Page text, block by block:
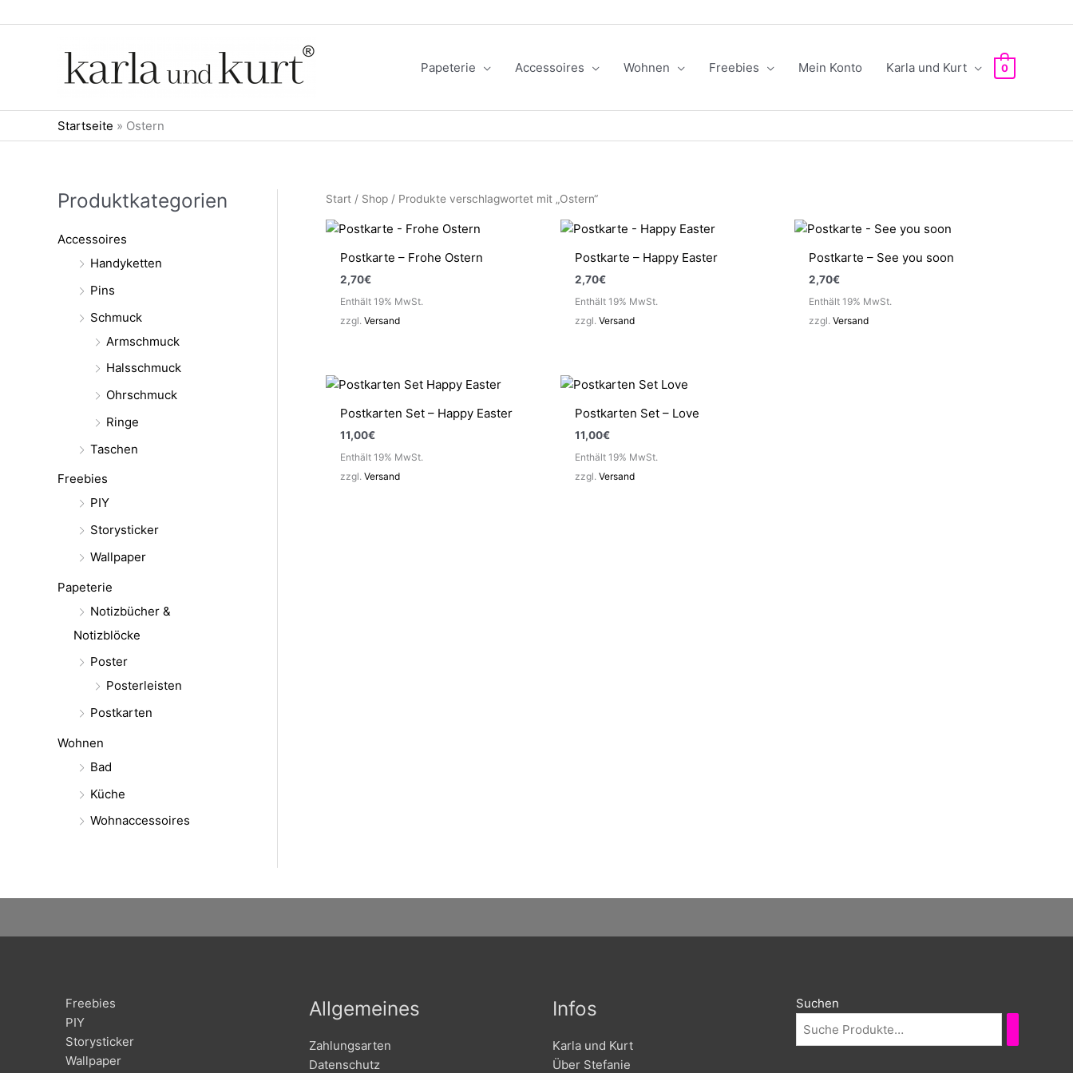
Inhalt
Papeterie
Accessoires Wohnen Freebies Mein Konto Karla und Kurt 0
Startseite » Ostern
Produktkategorien
Accessoires
Handyketten
Pins
Schmuck
Armschmuck
Halsschmuck
Ohrschmuck
Ringe
Taschen
Freebies
PIY
Storysticker
Wallpaper
Papeterie
Notizbücher &
Notizblöcke
Poster
Posterleisten
Postkarten
Wohnen
Bad
Küche
Wohnaccessoires
Start / Shop / Produkte verschlagwortet mit „Ostern“
Postkarte – Frohe Ostern
2,70€
Enthält 19% MwSt.
zzgl. Versand
Postkarte – Happy Easter
2,70€
Enthält 19% MwSt.
zzgl. Versand
Postkarte – See you soon
2,70€
Enthält 19% MwSt.
zzgl.Versand
Postkarten Set – Happy Easter
11,00€
Enthält 19% MwSt.
zzgl. Versand
Postkarten Set – Love
11,00€
Enthält 19% MwSt.
zzgl. Versand
Freebies
PIY
Storysticker
Wallpaper
Allgemeines
Zahlungsarten
Datenschutz
Infos
Karla und Kurt
Über Stefanie
Suchen